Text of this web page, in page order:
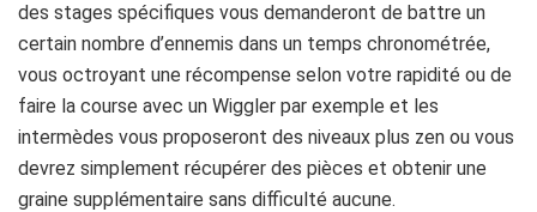
des stages spécifiques vous demanderont de battre un
certain nombre d’ennemis dans un temps chronométrée,
vous octroyant une récompense selon votre rapidité ou de
faire la course avec un Wiggler par exemple et les
intermèdes vous proposeront des niveaux plus zen ou vous
devrez simplement récupérer des pièces et obtenir une
graine supplémentaire sans difficulté aucune.